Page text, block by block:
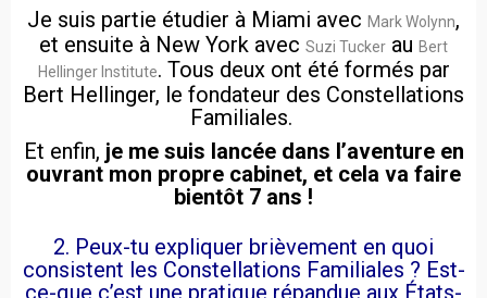
Je suis partie étudier à Miami avec Mark Wolynn,
et ensuite à New York avec Suzi Tucker au Bert
Hellinger Institute. Tous deux ont été formés par
Bert Hellinger, le fondateur des Constellations
Familiales.
Et enfin, je me suis lancée dans l’aventure en
ouvrant mon propre cabinet, et cela va faire
bientôt 7 ans !
2. Peux-tu expliquer brièvement en quoi
consistent les Constellations Familiales ? Est-
ce-que c’est une pratique répandue aux États-